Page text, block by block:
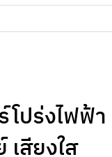
โปร่งไฟฟ้า
เสียงใส